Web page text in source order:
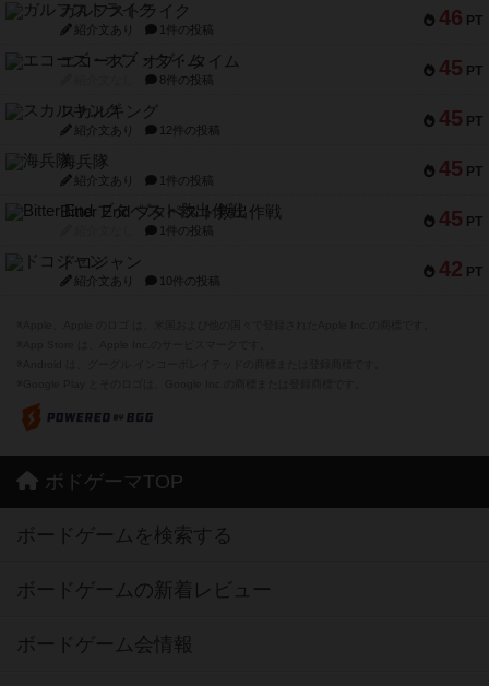
46 PT
ガルフストライク
紹介文あり 1件の投稿
45 PT
エコーズ・オブ・タイム
8件の投稿
45 PT
スカルキング
紹介文あり 12件の投稿
45 PT
海兵隊
紹介文あり 1件の投稿
45 PT
Bitter End ブタペスト救出作戦
1件の投稿
42 PT
ドコジャン
紹介文あり 10件の投稿
ボドゲーマTOP
ボードゲームを検索する
ボードゲームの新着レビュー
ボードゲーム会情報